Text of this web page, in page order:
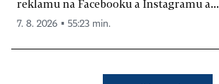
reklamu na Facebooku a Instagramu a...
7. 8. 2026 ▪ 55:23 min.